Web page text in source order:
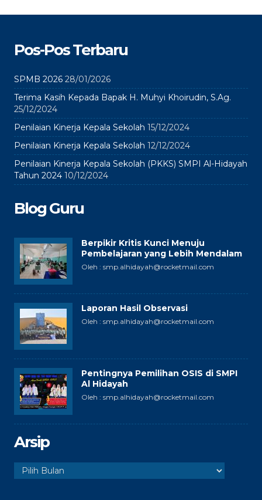
Pos-Pos Terbaru
SPMB 2026 28/01/2026
Terima Kasih Kepada Bapak H. Muhyi Khoirudin, S.Ag.
25/12/2024
Penilaian Kinerja Kepala Sekolah 15/12/2024
Penilaian Kinerja Kepala Sekolah 12/12/2024
Penilaian Kinerja Kepala Sekolah (PKKS) SMPI Al-Hidayah
Tahun 2024 10/12/2024
Blog Guru
Berpikir Kritis Kunci Menuju
Pembelajaran yang Lebih Mendalam
Oleh : smp.alhidayah@rocketmail.com
Laporan Hasil Observasi
Oleh : smp.alhidayah@rocketmail.com
Pentingnya Pemilihan OSIS di SMPI
Al Hidayah
Oleh : smp.alhidayah@rocketmail.com
Arsip
Arsip